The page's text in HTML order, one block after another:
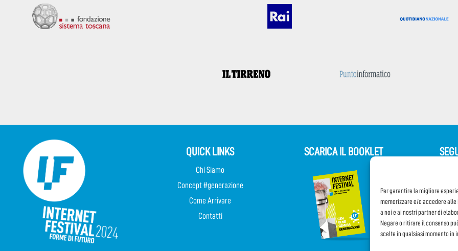
Per garantire la migliore
memorizzare e/o accedere
a noi e ai nostri partner di
Negare o ritirare il consenso
scelte in qualsiasi momento in
QUICK LINKS
Chi Siamo
Concept #generazione
Come Arrivare
Contatti
SCARICA IL BOOKLET